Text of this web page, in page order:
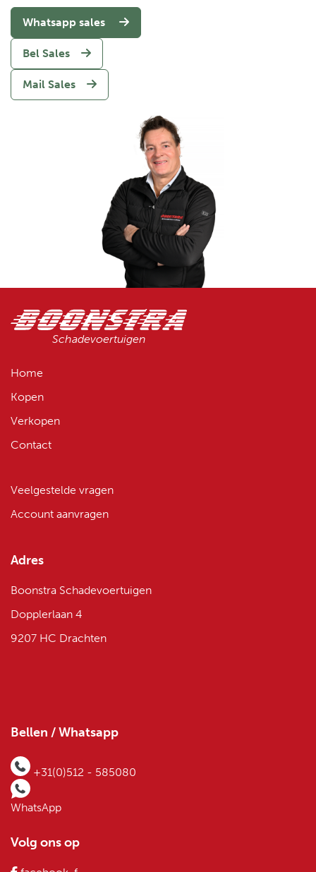
Whatsapp sales
Bel Sales
Mail Sales
Schadevoertuigen
Home
Kopen
Verkopen
Contact
Veelgestelde vragen
Account aanvragen
Adres
Boonstra Schadevoertuigen
Dopplerlaan 4
9207 HC Drachten
Bellen / Whatsapp
+31(0)512 - 585080
WhatsApp
Volg ons op